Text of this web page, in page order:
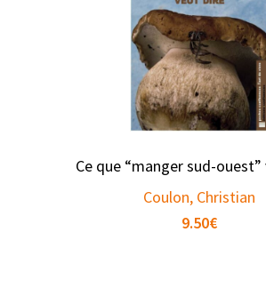
Ce que “manger sud-
Coulon, Christian
9.50€